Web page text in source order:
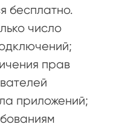
бесплатно.
число
прав
приложений;